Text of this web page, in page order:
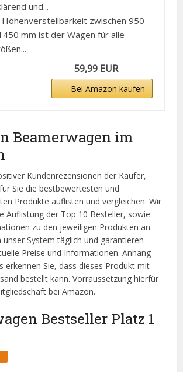
und...
Höhenverstellbarkeit zwischen 950
mm ist der Wagen für alle
59,99 EUR
Bei Amazon kaufen
Beamerwagen im
Kundenrezensionen der Käufer,
Sie die bestbewertesten und
Produkte auflisten und vergleichen. Wir
Auflistung der Top 10 Besteller, sowie
zu den jeweiligen Produkten an.
unser System täglich und garantieren
Preise und Informationen. Anhang
erkennen Sie, dass dieses Produkt mit
bestellt kann. Vorraussetzung hierfür
bei Amazon.
Bestseller Platz 1